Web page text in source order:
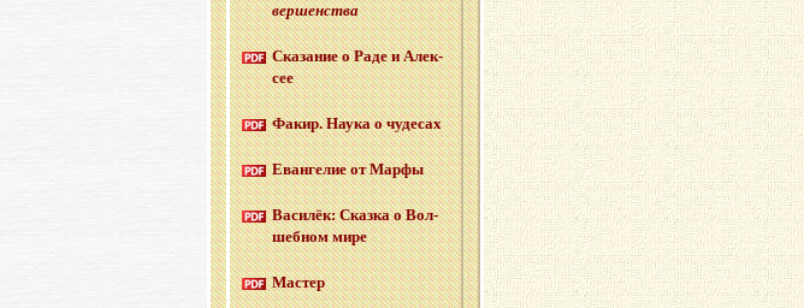
вер­шен­ства
Ска­за­ние о Раде и Алек­
сее
Факир. Наука о чу­де­сах
Еван­ге­лие от Марфы
Ва­си­лёк: Сказ­ка о Вол­
шеб­ном мире
Ма­стер